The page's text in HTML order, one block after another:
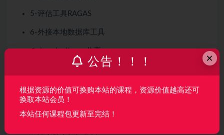
5-评估工具RAGAS
6-外接本地数据库工具
@chaoxingit.com分享
斯坦福AI小镇架构与项目解读
1-整体故事解读
2-要解决的问题和整体框架分析
×
公告！！！
根据资源的价值可换购本站的课程，资源价值越高还可
换取本站会员！
本站任何课程包更新至完结！